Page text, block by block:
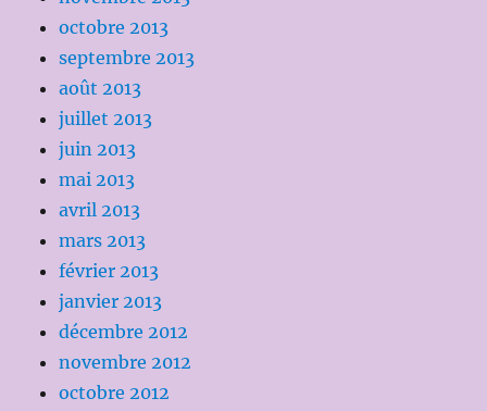
octobre 2013
septembre 2013
août 2013
juillet 2013
juin 2013
mai 2013
avril 2013
mars 2013
février 2013
janvier 2013
décembre 2012
novembre 2012
octobre 2012